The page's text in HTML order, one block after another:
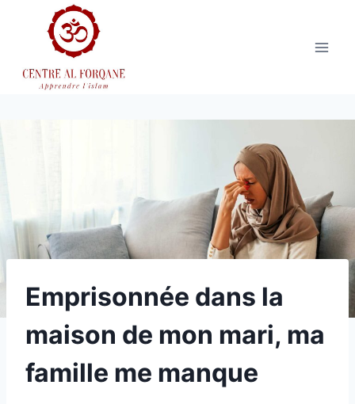
Emprisonnée dans la
maison de mon mari, ma
famille me manque